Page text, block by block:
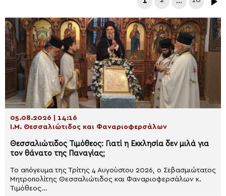
05.08.2026 | 14:16
Ι.Μ. Θεσσαλιώτιδος και Φαναριοφερσάλων
Θεσσαλιώτιδος Τιμόθεος: Γιατί η Εκκλησία δεν μιλά για
τον θάνατο της Παναγίας;
Το απόγευμα της Τρίτης 4 Αυγούστου 2026, ο Σεβασμιώτατος
Μητροπολίτης Θεσσαλιώτιδος και Φαναριοφερσάλων κ.
Τιμόθεος...